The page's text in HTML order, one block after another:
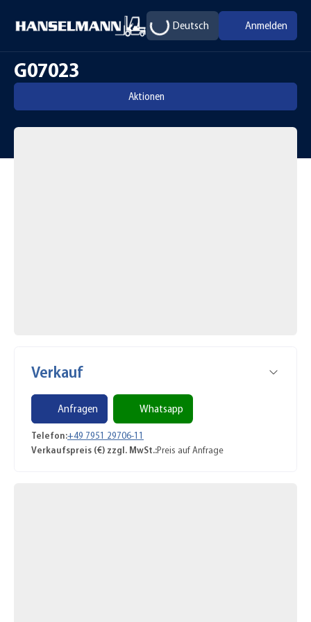
Deutsch Anmelden
G07023
Aktionen
Verkauf
Anfragen Whatsapp
Telefon:+49 7951 29706-11
Verkaufspreis (€) zzgl. MwSt.:Preis auf Anfrage